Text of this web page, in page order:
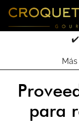
✔️
para